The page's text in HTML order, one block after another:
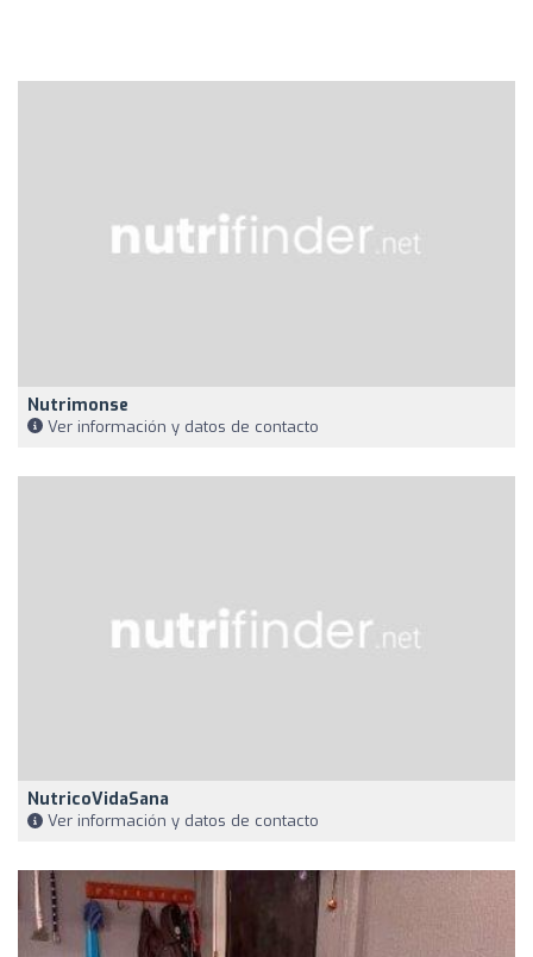
Nutrimonse
Ver información y datos de contacto
NutricoVidaSana
Ver información y datos de contacto